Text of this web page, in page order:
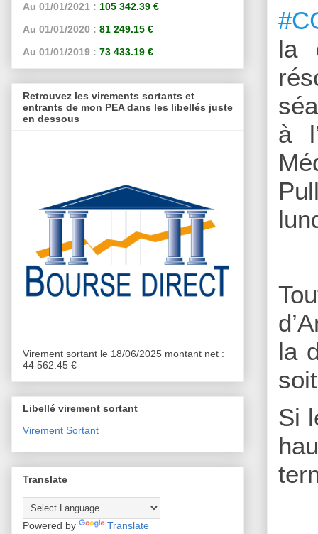
la
à
la
Si
Au 01/01/2021 : 105 342.39 €
Au 01/01/2020 : 81 249.15 €
Au 01/01/2019 : 73 433.19 €
Retrouvez les virements sortants et
entrants de mon PEA dans les libellés juste
en dessous
Virement sortant le 18/06/2025 montant net :
44 562.45 €
Libellé virement sortant
Virement Sortant
Translate
Powered by Translate